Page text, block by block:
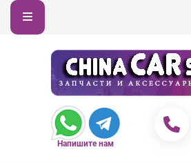
Напишите нам